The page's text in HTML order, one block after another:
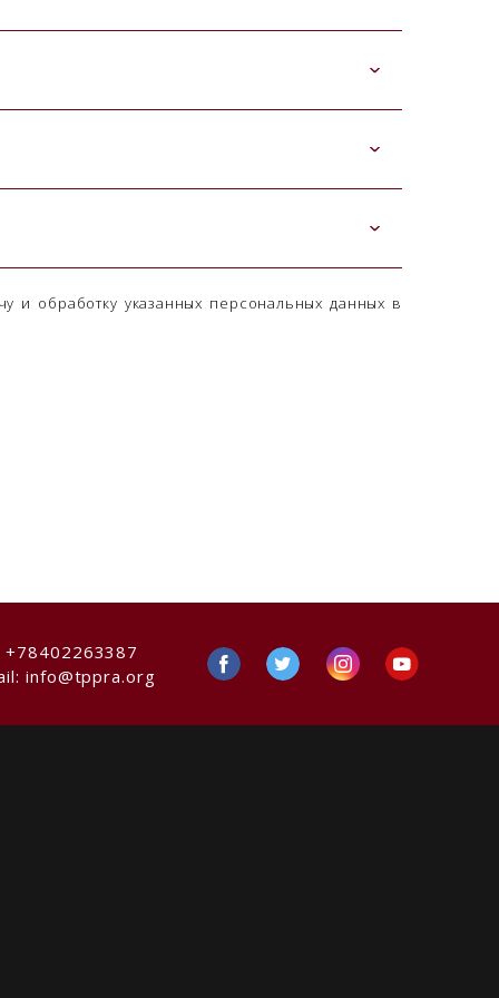
и обработку указанных персональных данных в
+78402263387
info@tppra.org